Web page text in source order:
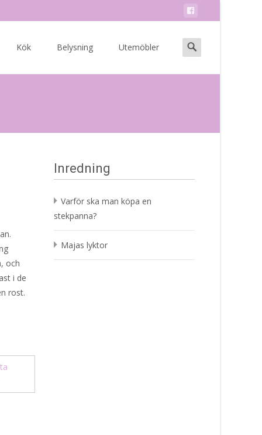
Kök Belysning Utemöbler
Search
for:
och
i de
rost.
Inredning
Varför ska man köpa en
stekpanna?
Majas lyktor